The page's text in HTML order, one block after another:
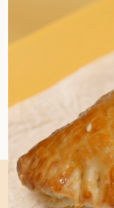
CONTACT